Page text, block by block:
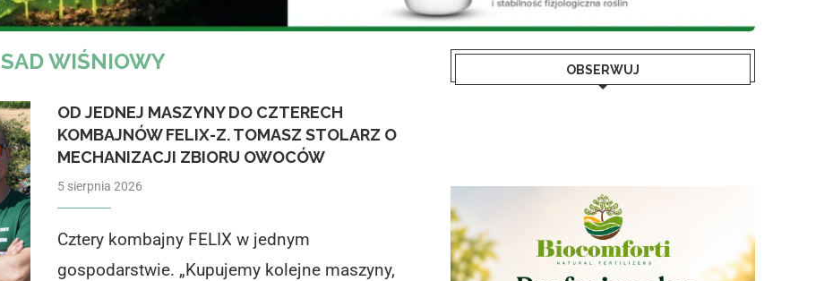
SAD WIŚNIOWY
OD JEDNEJ MASZYNY DO CZTERECH
KOMBAJNÓW FELIX-Z. TOMASZ STOLARZ O
MECHANIZACJI ZBIORU OWOCÓW
5 sierpnia 2026
Cztery kombajny FELIX w jednym
gospodarstwie. „Kupujemy kolejne maszyny,
OBSERWUJ